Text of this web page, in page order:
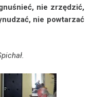
nie zrzędzić,
nie powtarzać